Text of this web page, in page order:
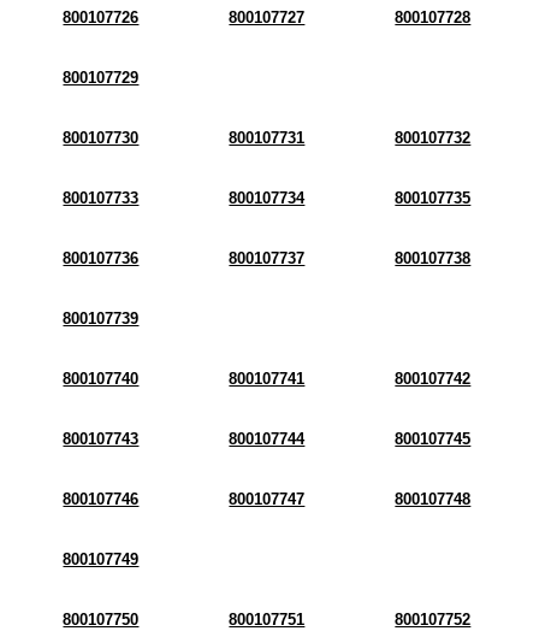
800107726 800107727 800107728
800107729
800107730 800107731 800107732
800107733 800107734 800107735
800107736 800107737 800107738
800107739
800107740 800107741 800107742
800107743 800107744 800107745
800107746 800107747 800107748
800107749
800107750 800107751 800107752